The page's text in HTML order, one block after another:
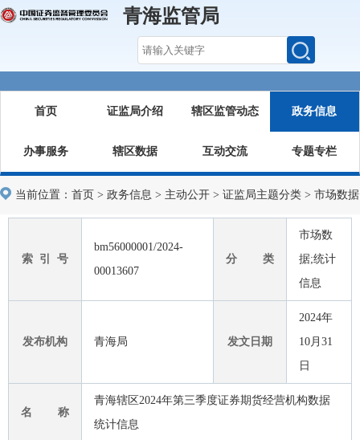
青海监管局
首页 证监局介绍 辖区监管动态 政务信息
办事服务 辖区数据 互动交流 专题专栏
当前位置： 首页 > 政务信息 > 主动公开 > 证监局主题分类 > 市场数据
索 引 号
bm56000001/2024-
00013607
分 类
市场数
据;统计
信息
发布机构 青海局 发文日期
2024年
10月31
日
名 称
青海辖区2024年第三季度证券期货经营机构数据
统计信息